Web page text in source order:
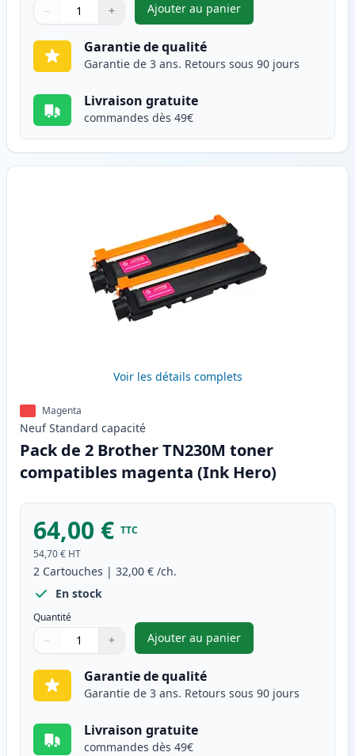
Quantité
Utilisez les boutons pour ajuster
− +
Quantité
Ajouter au panier
,Pack de 2 Brother TN230C
Garantie de qualité
Garantie de 3 ans. Retours sous 90 jours
Livraison gratuite
commandes dès 49€
Voir les détails complets
Magenta
Neuf Standard capacité
Pack de 2 Brother TN230M toner
compatibles magenta (Ink Hero)
64,00 € TTC
54,70 € HT
2 Cartouches | 32,00 € /ch.
En stock
Quantité
Quantité
Utilisez les boutons pour ajuster
− +
Quantité
Ajouter au panier
,Pack de 2 Brother TN230M
Garantie de qualité
Garantie de 3 ans. Retours sous 90 jours
Livraison gratuite
commandes dès 49€